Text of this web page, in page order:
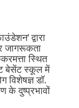
द्वारा
जागरूकता
स्थित
बेसेंट स्कूल में
विशेषज्ञ डॉ.
के दुष्प्रभावों